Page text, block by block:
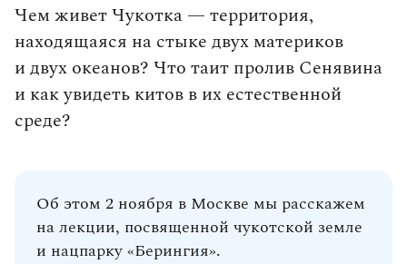
Выбрать тур
Чем живет Чукотка — территория,
находящаяся на стыке двух материков
и двух океанов? Что таит пролив Сенявина
и как увидеть китов в их естественной
среде?
Об этом 2 ноября в Москве мы расскажем
на лекции, посвященной чукотской земле
и нацпарку «Берингия».